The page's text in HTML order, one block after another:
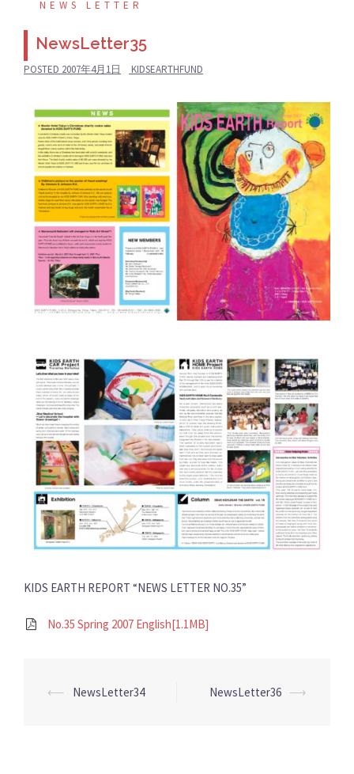
NEWS LETTER
NewsLetter35
POSTED 2007年4月1日 KIDSEARTHFUND
KIDS EARTH REPORT “NEWS LETTER NO.35”
No.35 Spring 2007 English[1.1MB]
Post
⟵ NewsLetter34 NewsLetter36 ⟶